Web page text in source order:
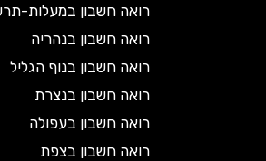
רואה חשבון במעלות-תרשיחא
רואה חשבון בנהריה
רואה חשבון בנוף הגליל
רואה חשבון בנצרת
רואה חשבון בעפולה
רואה חשבון בצפת